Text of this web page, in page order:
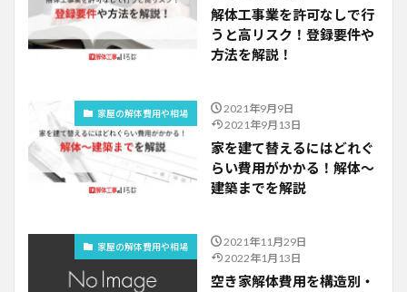
解体工事業を許可なしで行
うと高リスク！登録要件や
方法を解説！
家屋の解体費用や相場
2021年9月9日
2021年9月13日
家を建て替えるにはどれぐ
らい費用がかかる！解体～
建築までを解説
家屋の解体費用や相場
2021年11月29日
2022年1月13日
空き家解体費用を構造別・